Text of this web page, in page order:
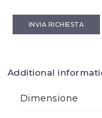
INVIA RICHIESTA
Additional
Dimensione